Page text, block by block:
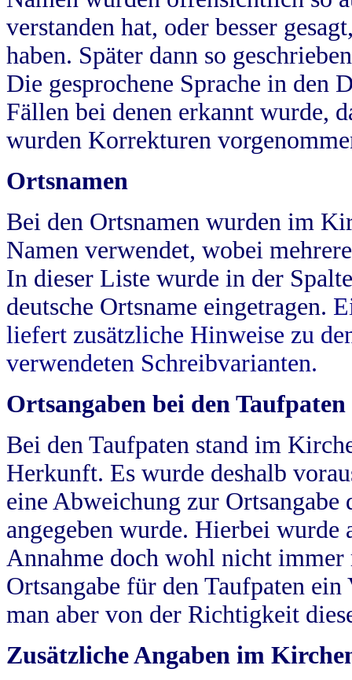
verstanden hat, oder besser
haben. Später dann so
Die gesprochene Sprache in
Fällen bei denen erkannt wurde,
wurden Korrekturen
Ortsnamen
Bei den Ortsnamen wurden im
Namen verwendet, wobei
In dieser Liste wurde in der
deutsche Ortsname eingetragen.
liefert zusätzliche Hinweise zu
verwendeten Schreibvarianten.
Ortsangaben bei den Taufpaten
Bei den Taufpaten stand im
Herkunft. Es wurde deshalb
eine Abweichung zur
angegeben wurde. Hierbei wurde
Annahme doch wohl nicht
Ortsangabe für den Taufpaten
man aber von der Richtigkeit
Zusätzliche Angaben im